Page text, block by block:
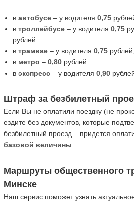
в автобусе– у водителя 0,75
в троллейбусе– у водителя 0,75
рублей
в трамвае– у водителя 0,75
в метро – 0,80рублей
в экспресс– у водителя 0,90
Штраф за безбилетный
Если Вы не оплатили поездку (не
ездите без документов, которые
безбилетный проезд – придется
базовой величины.
Маршруты общественного
Минске
Наш сервис поможет узнать